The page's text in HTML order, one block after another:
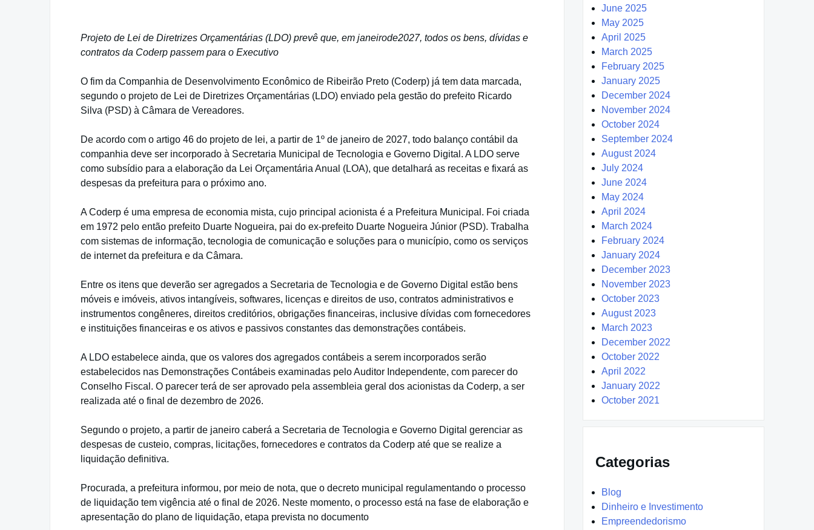
Projeto de Lei de Diretrizes Orçamentárias (LDO) prevê que, em janeirode2027, todos os bens, dívidas e
contratos da Coderp passem para o Executivo
O fim da Companhia de Desenvolvimento Econômico de Ribeirão Preto (Coderp) já tem data marcada,
segundo o projeto de Lei de Diretrizes Orçamentárias (LDO) enviado pela gestão do prefeito Ricardo
Silva (PSD) à Câmara de Vereadores.
De acordo com o artigo 46 do projeto de lei, a partir de 1º de janeiro de 2027, todo balanço contábil da
companhia deve ser incorporado à Secretaria Municipal de Tecnologia e Governo Digital. A LDO serve
como subsídio para a elaboração da Lei Orçamentária Anual (LOA), que detalhará as receitas e fixará as
despesas da prefeitura para o próximo ano.
A Coderp é uma empresa de economia mista, cujo principal acionista é a Prefeitura Municipal. Foi criada
em 1972 pelo então prefeito Duarte Nogueira, pai do ex-prefeito Duarte Nogueira Júnior (PSD). Trabalha
com sistemas de informação, tecnologia de comunicação e soluções para o município, como os serviços
de internet da prefeitura e da Câmara.
Entre os itens que deverão ser agregados a Secretaria de Tecnologia e de Governo Digital estão bens
móveis e imóveis, ativos intangíveis, softwares, licenças e direitos de uso, contratos administrativos e
instrumentos congêneres, direitos creditórios, obrigações financeiras, inclusive dívidas com fornecedores
e instituições financeiras e os ativos e passivos constantes das demonstrações contábeis.
A LDO estabelece ainda, que os valores dos agregados contábeis a serem incorporados serão
estabelecidos nas Demonstrações Contábeis examinadas pelo Auditor Independente, com parecer do
Conselho Fiscal. O parecer terá de ser aprovado pela assembleia geral dos acionistas da Coderp, a ser
realizada até o final de dezembro de 2026.
Segundo o projeto, a partir de janeiro caberá a Secretaria de Tecnologia e Governo Digital gerenciar as
despesas de custeio, compras, licitações, fornecedores e contratos da Coderp até que se realize a
liquidação definitiva.
Procurada, a prefeitura informou, por meio de nota, que o decreto municipal regulamentando o processo
de liquidação tem vigência até o final de 2026. Neste momento, o processo está na fase de elaboração e
apresentação do plano de liquidação, etapa prevista no documento
June 2025
May 2025
April 2025
March 2025
February 2025
January 2025
December 2024
November 2024
October 2024
September 2024
August 2024
July 2024
June 2024
May 2024
April 2024
March 2024
February 2024
January 2024
December 2023
November 2023
October 2023
August 2023
March 2023
December 2022
October 2022
April 2022
January 2022
October 2021
Categorias
Blog
Dinheiro e Investimento
Empreendedorismo